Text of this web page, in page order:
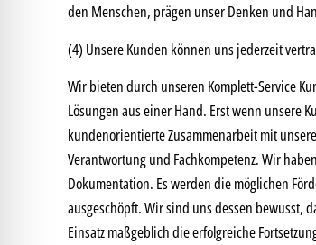
den Menschen, prägen unser Denken und
(4) Unsere Kunden können uns jederzeit
Wir bieten durch unseren Komplett-Service
Lösungen aus einer Hand. Erst wenn unsere
kundenorientierte Zusammenarbeit mit
Verantwortung und Fachkompetenz. Wir
Dokumentation. Es werden die möglichen
ausgeschöpft. Wir sind uns dessen bewusst,
Einsatz maßgeblich die erfolgreiche